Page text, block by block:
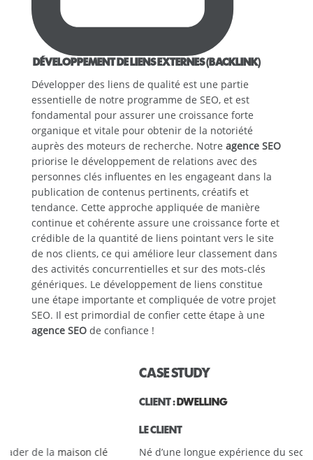
DÉVELOPPEMENT DE LIENS EXTERNES (BACKLINK)
Développer des liens de qualité est une partie
essentielle de notre programme de SEO, et est
fondamental pour assurer une croissance forte
organique et vitale pour obtenir de la notoriété
auprès des moteurs de recherche. Notre agence SEO
priorise le développement de relations avec des
personnes clés influentes en les engageant dans la
publication de contenus pertinents, créatifs et
tendance. Cette approche appliquée de manière
continue et cohérente assure une croissance forte et
crédible de la quantité de liens pointant vers le site
de nos clients, ce qui améliore leur classement dans
des activités concurrentielles et sur des mots-clés
génériques. Le développement de liens constitue
une étape importante et compliquée de votre projet
SEO. Il est primordial de confier cette étape à une
agence SEO de confiance !
Né d’une longue expérience du secteur de la